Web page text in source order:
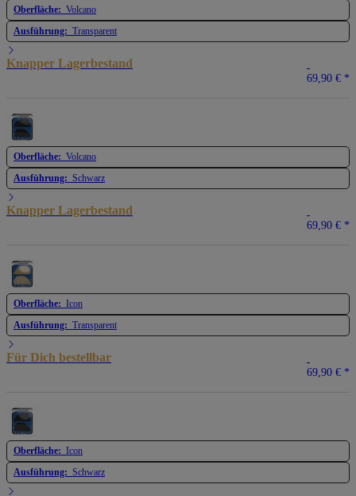
Oberfläche: Volcano
Ausführung: Transparent
Knapper Lagerbestand
69,90 € *
Oberfläche: Volcano
Ausführung: Schwarz
Knapper Lagerbestand
69,90 € *
Oberfläche: Icon
Ausführung: Transparent
Für Dich bestellbar
69,90 € *
Oberfläche: Icon
Ausführung: Schwarz